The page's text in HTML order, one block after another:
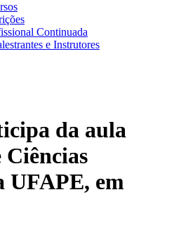
Continuada
e Instrutores
da aula
UFAPE, em